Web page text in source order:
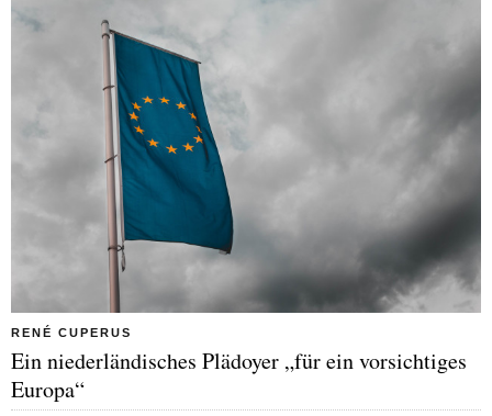
RENÉ CUPERUS
Ein niederländisches Plädoyer „für ein vorsichtiges
Europa“